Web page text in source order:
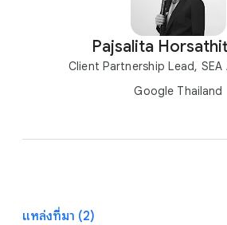
Pajsalita
Client Partnership Lead,
Google Thailand
แหล่งที่มา (2)